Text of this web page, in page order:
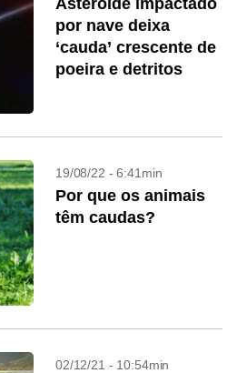
Asteroide impactado
por nave deixa
‘cauda’ crescente de
poeira e detritos
19/08/22 - 6:41min
Por que os animais
têm caudas?
02/12/21 - 10:54min